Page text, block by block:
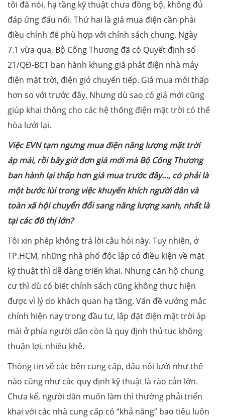
tôi đã nói, hạ tầng kỹ thuật chưa đồng bộ, không đủ
đáp ứng đấu nối. Thứ hai là giá mua điện cần phải
điều chỉnh để phù hợp với chính sách chung. Ngày
7.1 vừa qua, Bộ Công Thương đã có Quyết định số
21/QĐ-BCT ban hành khung giá phát điện nhà máy
điện mặt trời, điện gió chuyển tiếp. Giá mua mới thấp
hơn so với trước đây. Nhưng dù sao có giá mới cũng
giúp khai thông cho các hệ thống điện mặt trời có thể
hòa lưới lại.
Việc EVN tạm ngưng mua điện năng lượng mặt trời
áp mái, rồi bây giờ đơn giá mới mà Bộ Công Thương
ban hành lại thấp hơn giá mua trước đây…, có phải là
một bước lùi trong việc khuyến khích người dân và
toàn xã hội chuyển đổi sang năng lượng xanh, nhất là
tại các đô thị lớn?
Tôi xin phép không trả lời câu hỏi này. Tuy nhiên, ở
TP.HCM, những nhà phố độc lập có điều kiện về mặt
kỹ thuật thì dễ dàng triển khai. Nhưng căn hộ chung
cư thì dù có biết chính sách cũng không thực hiện
được vì lý do khách quan hạ tầng. Vấn đề vướng mắc
chính hiện nay trong đầu tư, lắp đặt điện mặt trời áp
mái ở phía người dân còn là quy định thủ tục không
thuận lợi, nhiêu khê.
Thông tin về các bên cung cấp, đấu nối lưới như thế
nào cũng như các quy định kỹ thuật là rào cản lớn.
Chưa kể, người dân muốn làm thì thường phải triển
khai với các nhà cung cấp có “khả năng” bao tiêu luôn